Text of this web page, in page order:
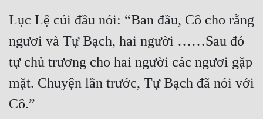
Lục Lệ cúi đầu nói: “Ban đầu, Cô cho rằng
ngươi và Tự Bạch, hai người ……Sau đó
tự chủ trương cho hai người các ngươi gặp
mặt. Chuyện lần trước, Tự Bạch đã nói với
Cô.”